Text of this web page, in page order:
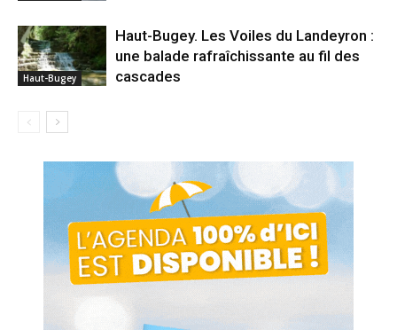
Haut-Bugey
Haut-Bugey. Les Voiles du Landeyron :
une balade rafraîchissante au fil des
cascades